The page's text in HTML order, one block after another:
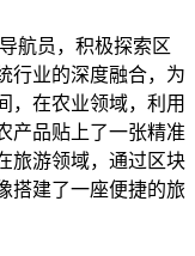
航员，积极探索区
行业的深度融合，为
，在农业领域，利用
产品贴上了一张精准
旅游领域，通过区块
搭建了一座便捷的旅